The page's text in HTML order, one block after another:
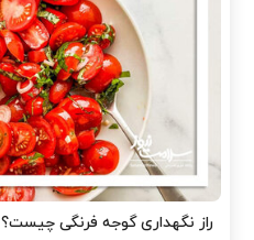
راز نگهداری گوجه فرنگی چیست؟